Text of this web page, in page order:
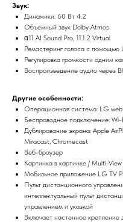
Звук:
Динамики: 60 Вт 4.2
Объемный звук Dolby Atmos
α11 AI Sound Pro, 11.1.2 Virtual
Ремастеринг голоса с
Регулировка громкости одним
Воспроизведение аудио через
Другие особенности:
Операционная система: LG
Беспроводное подключение:
Дублирование экрана: Apple
Miracast, Chromecast
Веб-браузер
Картинка в картинке / Multi-
Мобильное приложение LG TV
Пульт дистанционного
интеллектуальный пульт
управлением и указкой
Включает настенное крепление